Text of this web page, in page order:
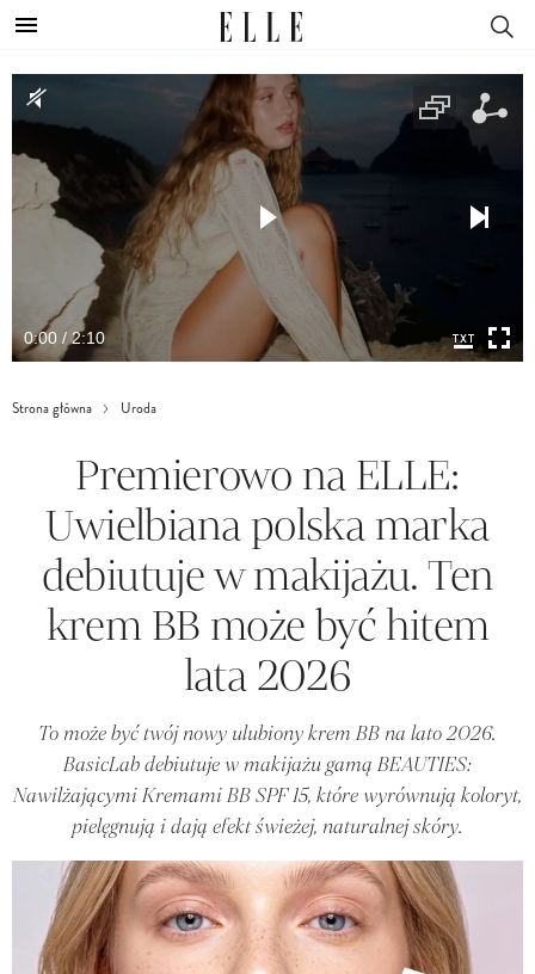
0:00 / 2:10
Strona główna Uroda
Premierowo na ELLE:
Uwielbiana polska marka
debiutuje w makijażu. Ten
krem BB może być hitem
lata 2026
To może być twój nowy ulubiony krem BB na lato 2026.
BasicLab debiutuje w makijażu gamą BEAUTIES:
Nawilżającymi Kremami BB SPF 15, które wyrównują koloryt,
pielęgnują i dają efekt świeżej, naturalnej skóry.